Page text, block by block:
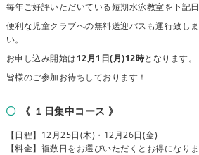
毎年ご好評いただいている短期水泳教室を下記
便利な児童クラブへの無料送迎バスも運行致し
い。
お申し込み開始は12月1日(月)12時となります。
皆様のご参加お待ちしております！
–
《 １日集中コース 》
【日程】12月25日(木)・12月26日(金)
【料金】複数日をお選びいただくとお得になりま